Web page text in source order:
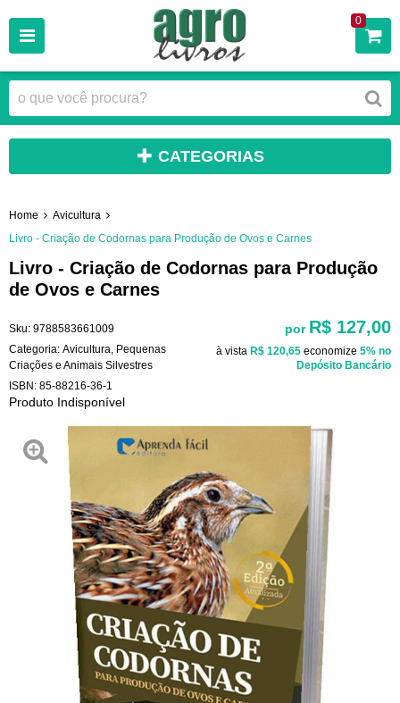
0
CATEGORIAS
Home
Avicultura
Livro - Criação de Codornas para Produção de Ovos e Carnes
Livro - Criação de Codornas para Produção
de Ovos e Carnes
Sku: 9788583661009
Categoria: Avicultura Pequenas
Criações e Animais Silvestres
ISBN: 85-88216-36-1
Produto Indisponível
por R$ 127,00
à vista R$ 120,65 economize 5% no
Depósito Bancário